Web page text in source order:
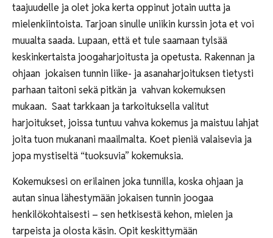
taajuudelle ja olet joka kerta oppinut jotain uutta ja
mielenkiintoista. Tarjoan sinulle uniikin kurssin jota et voi
muualta saada. Lupaan, että et tule saamaan tylsää
keskinkertaista joogaharjoitusta ja opetusta. Rakennan ja
ohjaan jokaisen tunnin liike- ja asanaharjoituksen tietysti
parhaan taitoni sekä pitkän ja vahvan kokemuksen
mukaan. Saat tarkkaan ja tarkoituksella valitut
harjoitukset, joissa tuntuu vahva kokemus ja maistuu lahjat
joita tuon mukanani maailmalta. Koet pieniä valaisevia ja
jopa mystiseltä “tuoksuvia” kokemuksia.
Kokemuksesi on erilainen joka tunnilla, koska ohjaan ja
autan sinua lähestymään jokaisen tunnin joogaa
henkilökohtaisesti – sen hetkisestä kehon, mielen ja
tarpeista ja olosta käsin. Opit keskittymään